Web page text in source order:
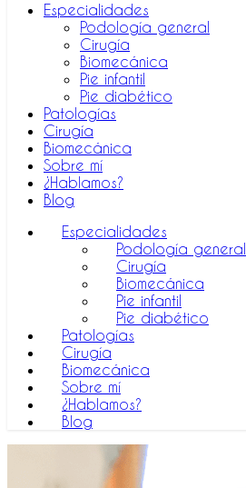
Especialidades
Podología general
Cirugía
Biomecánica
Pie infantil
Pie diabético
Patologías
Cirugía
Biomecánica
Sobre mí
¿Hablamos?
Blog
Especialidades
Podología general
Cirugía
Biomecánica
Pie infantil
Pie diabético
Patologías
Cirugía
Biomecánica
Sobre mí
¿Hablamos?
Blog